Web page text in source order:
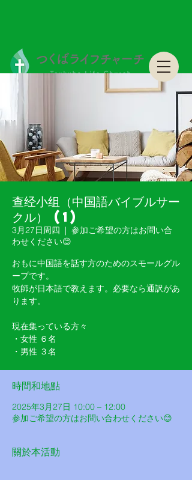
つくばライフチャーチ Tsukuba Life Church
つくばライフチャーチ Tsukuba Life Church
查经小组（中国語バイブルサー
クル） (1)
3月27日周四
  |
参加ご希望の方はお問い合
わせください😊
おもに中国語を話す方のためのスモールグル
ープです。
牧師が日本語で教えます。必要なら通訳があ
ります。
現在集っている方々
・女性 ６名
・男性 ３名
時間和地點
2025年3月27日 10:00 – 12:00
参加ご希望の方はお問い合わせください😊
關於本活動